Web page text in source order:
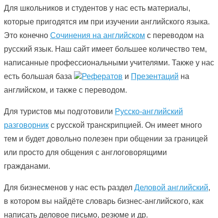
Для школьников и студентов у нас есть материалы,
которые пригодятся им при изучении английского языка.
Это конечно Сочинения на английском с переводом на
русский язык. Наш сайт имеет большее количество тем,
написанные профессиональными учителями. Также у нас
есть большая база
Рефератов и Презентаций на
английском, и также с переводом.
Для туристов мы подготовили Русско-английский
разговорник с русской транскрипцией. Он имеет много
тем и будет довольно полезен при общении за границей
или просто для общения с англоговорящими
гражданами.
Для бизнесменов у нас есть раздел Деловой английский,
в котором вы найдёте словарь бизнес-английского, как
написать деловое письмо, резюме и др.